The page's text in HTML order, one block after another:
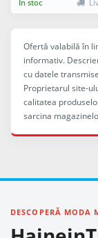
În stoc
Ofertă valabilă în
informativ.
cu datele
Proprietarul site-
calitatea
sarcina
DESCOPERĂ MODA